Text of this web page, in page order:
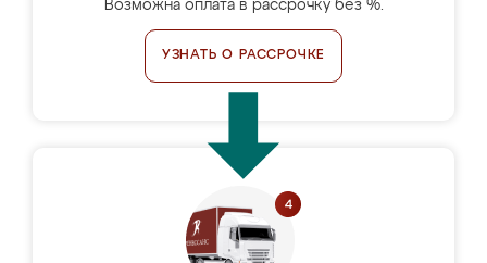
Возможна оплата в рассрочку без %.
УЗНАТЬ О РАССРОЧКЕ